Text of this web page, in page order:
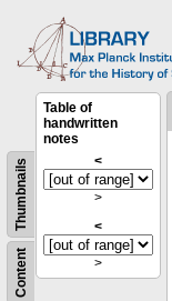
Content
Thumbnails
Table of
handwritten
notes
<
>
<
>